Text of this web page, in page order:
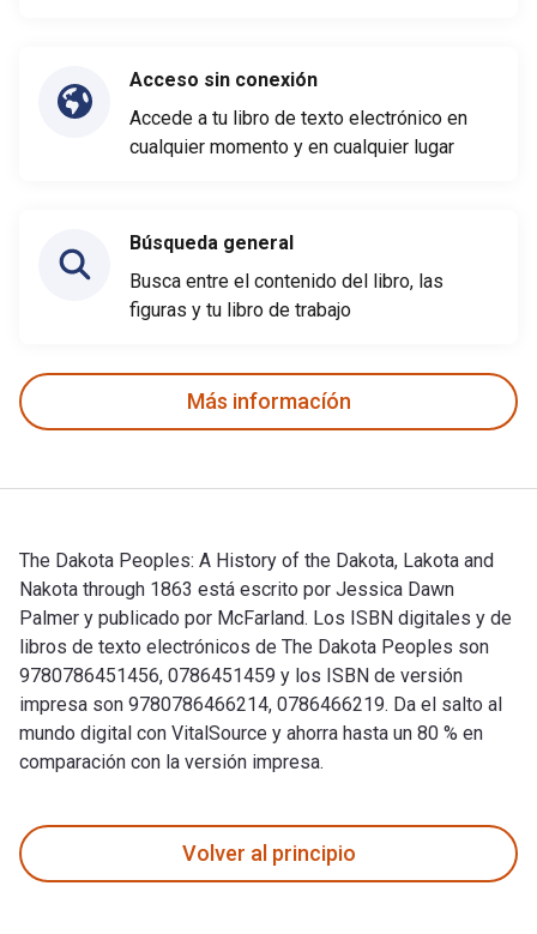
Acceso sin conexión
Accede a tu libro de texto electrónico en
cualquier momento y en cualquier lugar
Búsqueda general
Busca entre el contenido del libro, las
figuras y tu libro de trabajo
Más informacíón
The Dakota Peoples: A History of the Dakota, Lakota and
Nakota through 1863 está escrito por Jessica Dawn
Palmer y publicado por McFarland. Los ISBN digitales y de
libros de texto electrónicos de The Dakota Peoples son
9780786451456, 0786451459 y los ISBN de versión
impresa son 9780786466214, 0786466219. Da el salto al
mundo digital con VitalSource y ahorra hasta un 80 % en
comparación con la versión impresa.
Volver al principio